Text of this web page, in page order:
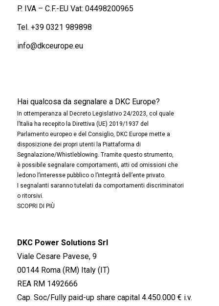
P. IVA – C.F.-EU Vat: 04498200965
Tel. +39 0321 989898
info@dkceurope.eu
Hai qualcosa da segnalare a DKC Europe?
In ottemperanza al Decreto Legislativo 24/2023, col quale
l’Italia ha recepito la Direttiva (UE) 2019/1937 del
Parlamento europeo e del Consiglio, DKC Europe mette a
disposizione dei propri utenti la Piattaforma di
Segnalazione/Whistleblowing. Tramite questo strumento,
è possibile segnalare comportamenti, atti od omissioni che
ledono l’interesse pubblico o l’integrità dell’ente privato.
I segnalanti saranno tutelati da comportamenti discriminatori
o ritorsivi.
SCOPRI DI PIÙ
DKC Power Solutions Srl
Viale Cesare Pavese, 9
00144 Roma (RM) Italy (IT)
REA RM 1492666
Cap. Soc/Fully paid-up share capital 4.450.000 € i.v.